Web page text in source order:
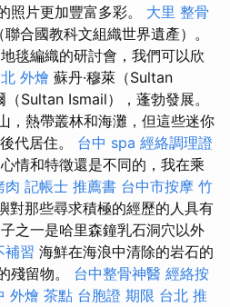
照片更加豐富多彩。 大里 整骨
合國教科文組織世界遺產）。
毯編織的研討會，我們可以欣
外燴 蘇丹·穆萊（Sultan
Sultan Ismail），蓬勃發展。
，熱帶叢林和海灘，但這些迷你
代居住。 台中 spa 經絡調理證
情和特徵還是不同的，我在乘
肉 記帳士 推薦書 台中市按摩 竹
對那些尋求積極的經歷的人具有
之一是哈里森鐘乳石洞穴以外
補習 海鮮在海浪中清除的岩石的
殘留物。 台中整骨神醫 經絡按
外燴 茶點 台胞證 期限 台北 推